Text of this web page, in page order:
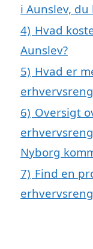
i Aunslev,
4) Hvad
Aunslev?
5) Hvad er
6) Oversigt
Nyborg
7) Find en